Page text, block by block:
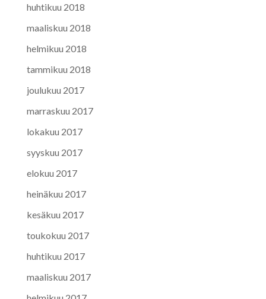
huhtikuu 2018
maaliskuu 2018
helmikuu 2018
tammikuu 2018
joulukuu 2017
marraskuu 2017
lokakuu 2017
syyskuu 2017
elokuu 2017
heinäkuu 2017
kesäkuu 2017
toukokuu 2017
huhtikuu 2017
maaliskuu 2017